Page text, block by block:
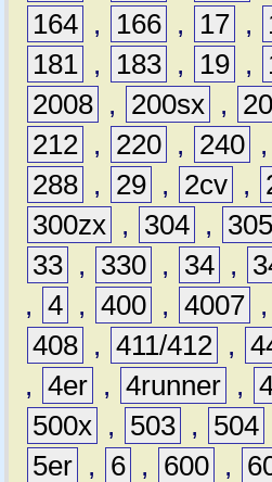
164 , 166 , 17 ,
181 , 183 , 19 ,
2008 , 200sx ,
212 , 220 , 240 ,
288 , 29 , 2cv ,
300zx , 304 , 305
33 , 330 , 34 ,
, 4 , 400 , 4007 ,
408 , 411/412 ,
, 4er , 4runner ,
500x , 503 , 504
5er , 6 , 600 ,